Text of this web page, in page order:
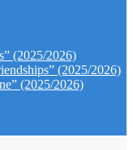
(2025/2026)
(2025/2026)
(2025/2026)